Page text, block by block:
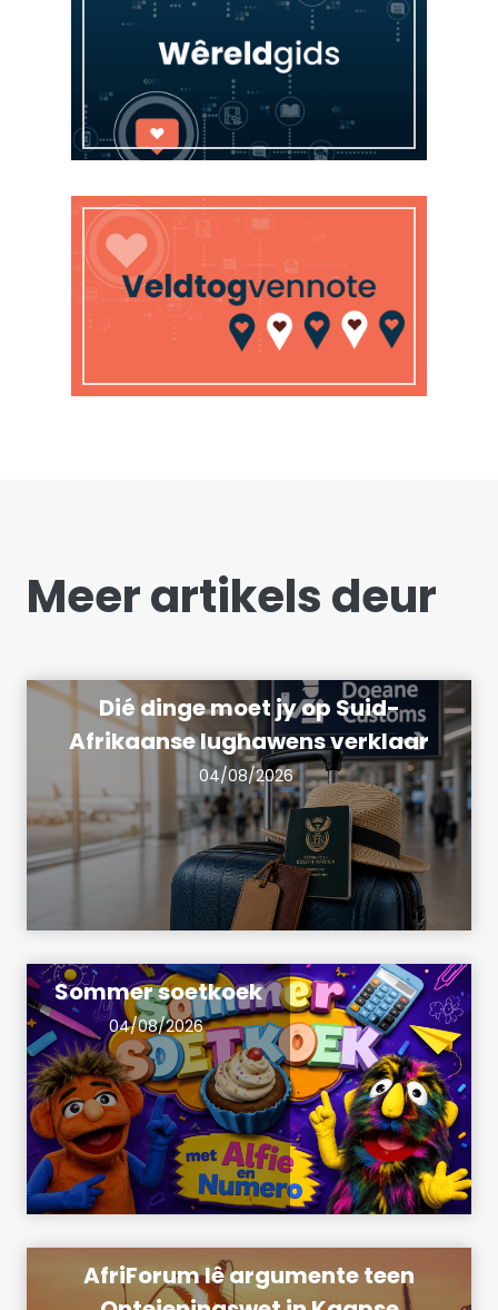
Meer artikels deur
Dié dinge moet jy op Suid-
Afrikaanse lughawens verklaar
04/08/2026
Sommer soetkoek
04/08/2026
AfriForum lê argumente teen